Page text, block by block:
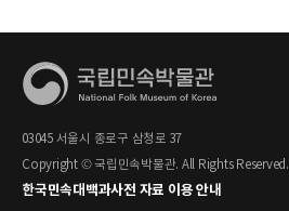
03045 서울시 종로구 삼청로 37
Copyright © 국립민속박물관. All Rights Reserved.
한국민속대백과사전 자료 이용 안내